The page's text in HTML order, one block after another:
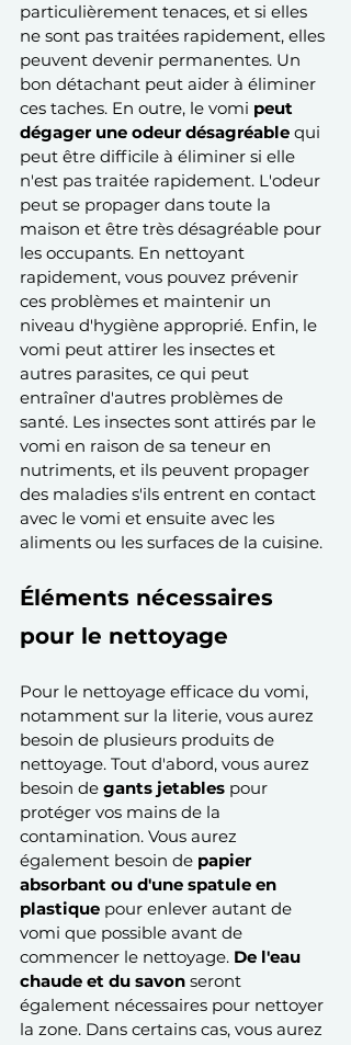
particulièrement tenaces, et si elles
ne sont pas traitées rapidement, elles
peuvent devenir permanentes. Un
bon détachant peut aider à éliminer
ces taches. En outre, le vomi peut
dégager une odeur désagréable qui
peut être difficile à éliminer si elle
n'est pas traitée rapidement. L'odeur
peut se propager dans toute la
maison et être très désagréable pour
les occupants. En nettoyant
rapidement, vous pouvez prévenir
ces problèmes et maintenir un
niveau d'hygiène approprié. Enfin, le
vomi peut attirer les insectes et
autres parasites, ce qui peut
entraîner d'autres problèmes de
santé. Les insectes sont attirés par le
vomi en raison de sa teneur en
nutriments, et ils peuvent propager
des maladies s'ils entrent en contact
avec le vomi et ensuite avec les
aliments ou les surfaces de la cuisine.
Éléments nécessaires
pour le nettoyage
Pour le nettoyage efficace du vomi,
notamment sur la literie, vous aurez
besoin de plusieurs produits de
nettoyage. Tout d'abord, vous aurez
besoin de gants jetables pour
protéger vos mains de la
contamination. Vous aurez
également besoin de papier
absorbant ou d'une spatule en
plastique pour enlever autant de
vomi que possible avant de
commencer le nettoyage. De l'eau
chaude et du savon seront
également nécessaires pour nettoyer
la zone. Dans certains cas, vous aurez